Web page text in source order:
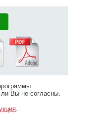
Вы не согласны.
.